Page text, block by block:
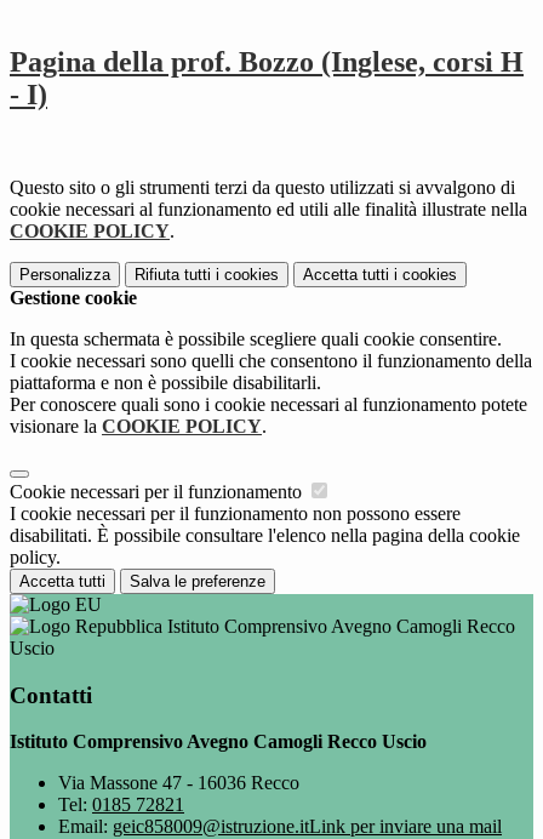
Pagina della prof. Bozzo (Inglese, corsi H
- I)
Questo sito o gli strumenti terzi da questo utilizzati si avvalgono di
cookie necessari al funzionamento ed utili alle finalità illustrate nella
COOKIE POLICY.
Personalizza Rifiuta tutti i cookies Accetta tutti i cookies
Gestione cookie
In questa schermata è possibile scegliere quali cookie consentire.
I cookie necessari sono quelli che consentono il funzionamento della
piattaforma e non è possibile disabilitarli.
Per conoscere quali sono i cookie necessari al funzionamento potete
visionare la COOKIE POLICY.
Cookie necessari per il funzionamento
I cookie necessari per il funzionamento non possono essere
disabilitati. È possibile consultare l'elenco nella pagina della cookie
policy.
Accetta tutti Salva le preferenze
Istituto Comprensivo Avegno Camogli Recco
Uscio
Contatti
Istituto Comprensivo Avegno Camogli Recco Uscio
Via Massone 47 - 16036 Recco
Tel: 0185 72821
Email: geic858009@istruzione.itLink per inviare una mail